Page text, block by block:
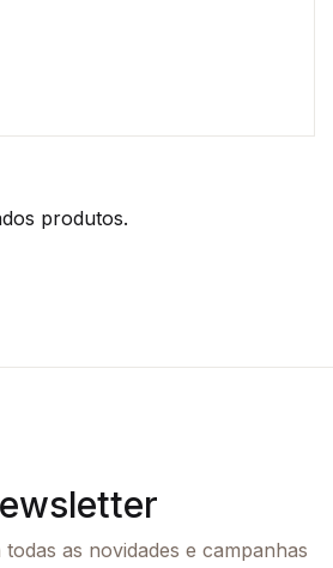
produtos.
as novidades e campanhas